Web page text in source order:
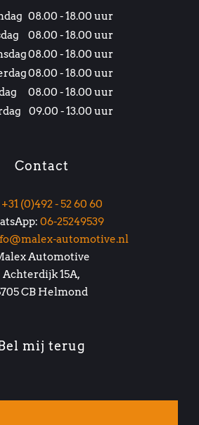
08.00 - 18.00 uur
08.00 - 18.00 uur
08.00 - 18.00 uur
08.00 - 18.00 uur
08.00 - 18.00 uur
09.00 - 13.00 uur
Contact
+31 (0)492 - 52 60 60
06-25249539
automotive.nl
Automotive
Achterdijk 15A,
CB Helmond
mij terug